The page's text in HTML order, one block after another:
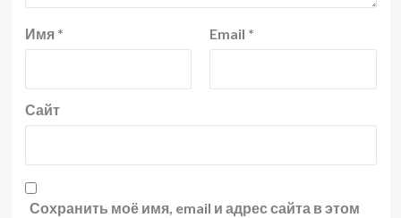
Имя * Email *
Сайт
Сохранить моё имя, email и адрес сайта в этом